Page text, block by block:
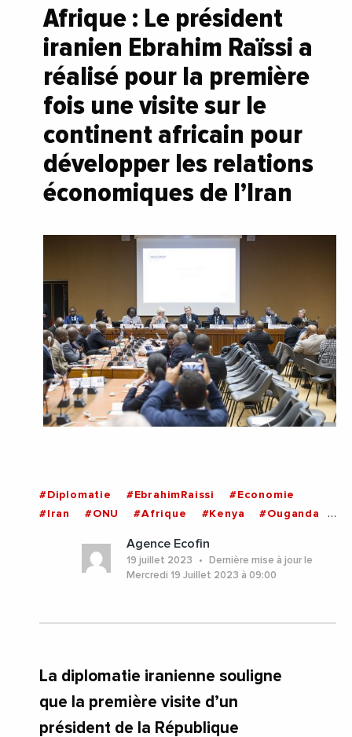
Afrique : Le président
iranien Ebrahim Raïssi a
réalisé pour la première
fois une visite sur le
continent africain pour
développer les relations
économiques de l’Iran
#Diplomatie #EbrahimRaissi
#Economie
#Iran
#ONU #Afrique #Kenya
#Ouganda
Agence Ecofin
19 juillet 2023
Dernière mise à jour le
Mercredi 19 Juillet 2023 à 09:00
La diplomatie iranienne souligne
que la première visite d’un
président de la République